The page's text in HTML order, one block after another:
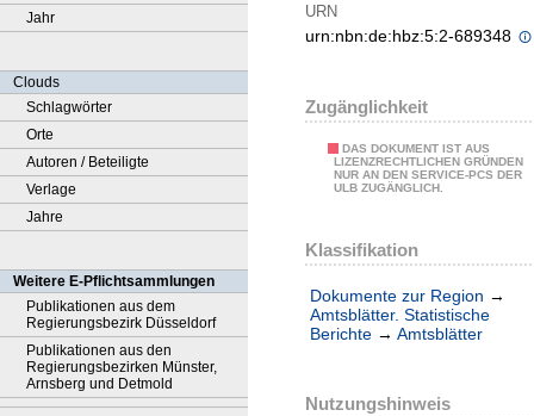
Jahr
Clouds
Schlagwörter
Orte
Autoren / Beteiligte
Verlage
Jahre
Weitere E-Pflichtsammlungen
Publikationen aus dem
Regierungsbezirk Düsseldorf
Publikationen aus den
Regierungsbezirken Münster,
Arnsberg und Detmold
URN
urn:nbn:de:hbz:5:2-689348
Zugänglichkeit
DAS DOKUMENT IST AUS
LIZENZRECHTLICHEN GRÜNDEN
NUR AN DEN SERVICE-PCS DER
ULB ZUGÄNGLICH.
Klassifikation
Dokumente zur Region →
Amtsblätter. Statistische
Berichte → Amtsblätter
Nutzungshinweis